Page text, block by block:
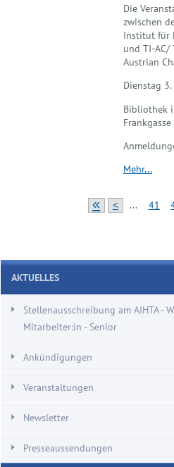
Die
zwischen
Institut für
und TI-AC/
Austrian
Dienstag
Bibliothek
Mehr...
« < ... 41
AKTUELLES
Stellenausschreibung am AIHTA -
Mitarbeiter:in - Senior
Ankündigungen
Veranstaltungen
Newsletter
Presseaussendungen